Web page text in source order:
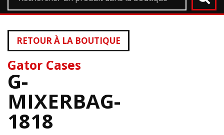
Gator Cases
G-
MIXERBAG-
1818
RETOUR À LA BOUTIQUE